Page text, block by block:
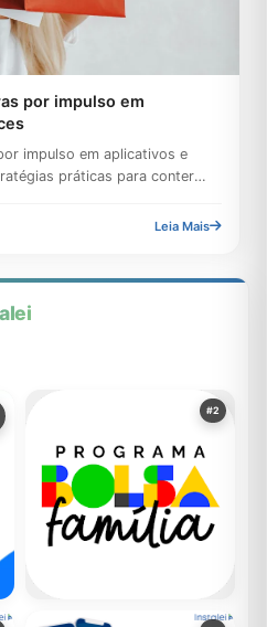
por impulso em
impulso em aplicativos e
práticas para conter
Leia Mais
#2
Um Guia Sobre o Aplicativo